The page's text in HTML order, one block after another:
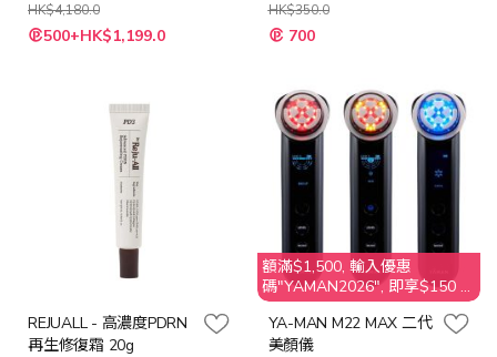
HK$4,180.0
500+HK$1,199.0
HK$350.0
特
殊 700
REJUALL - 高濃度PDRN
再生修復霜 20g
額滿$1,500, 輸入優惠
碼"YAMAN2026", 即享$150 折
扣
YA-MAN M22 MAX 二代
美顏儀